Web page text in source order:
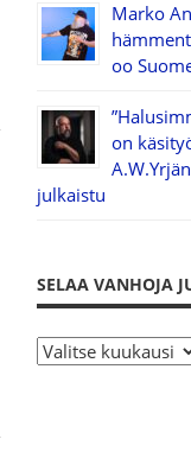
Marko
oo
on
julkaistu
SELAA VANHOJA
S